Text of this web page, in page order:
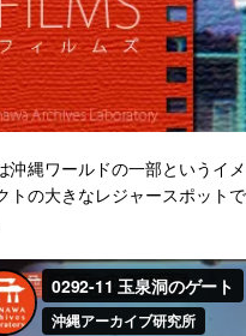
沖縄ワールドの一部というイ
トの大きなレジャースポット